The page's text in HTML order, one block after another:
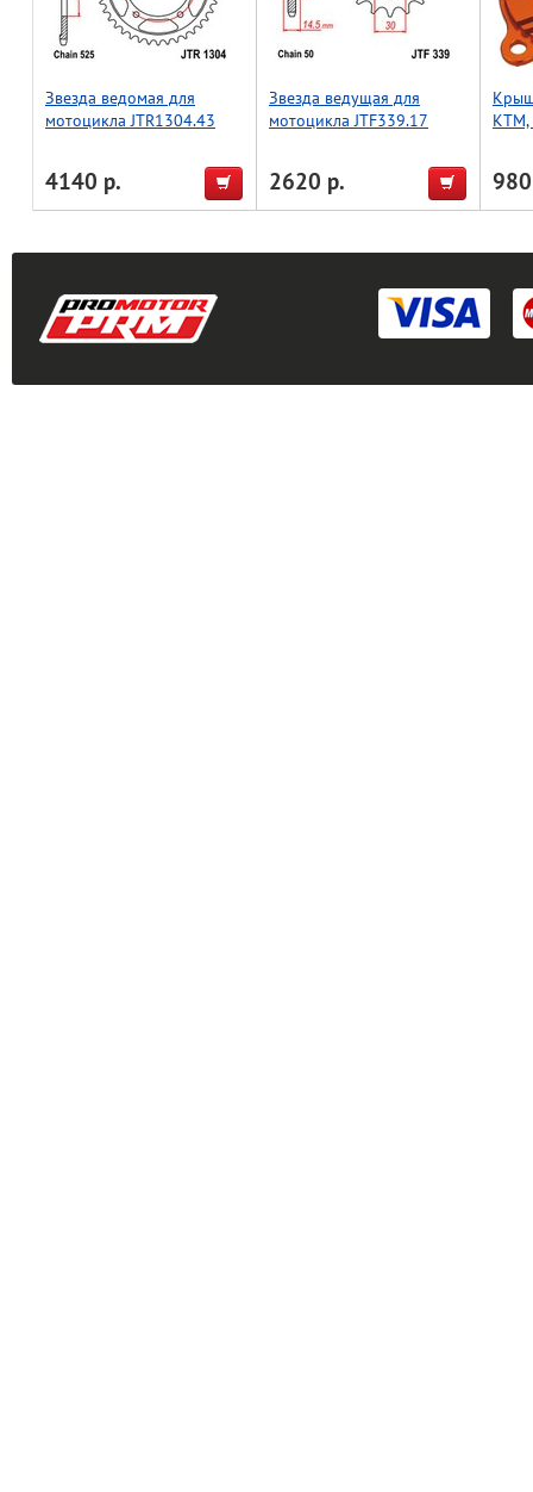
Звезда ведомая для
мотоцикла JTR1304.43
4140 р.
Звезда ведущая для
мотоцикла JTF339.17
2620 р.